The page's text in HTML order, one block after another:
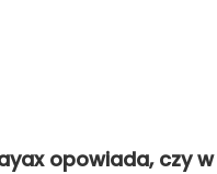
opowiada, czy